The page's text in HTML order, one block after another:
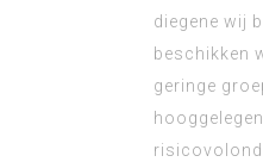
diegene wij
beschikken
geringe
hooggelegen